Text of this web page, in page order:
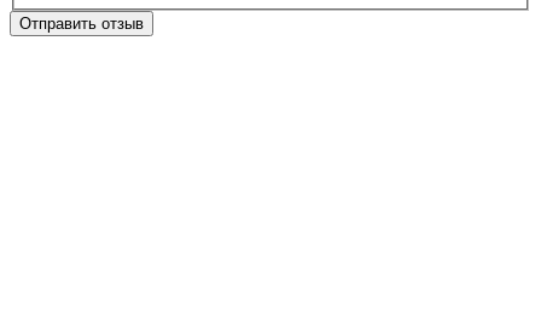
Отправить отзыв